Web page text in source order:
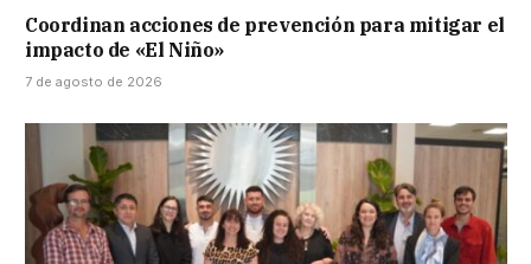
Coordinan acciones de prevención para mitigar el
impacto de «El Niño»
7 de agosto de 2026